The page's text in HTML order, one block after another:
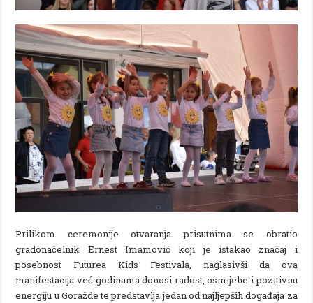
Prilikom ceremonije otvaranja prisutnima se obratio
gradonačelnik Ernest Imamović koji je istakao značaj i
posebnost Futurea Kids Festivala, naglasivši da ova
manifestacija već godinama donosi radost, osmijehe i pozitivnu
energiju u Goražde te predstavlja jedan od najljepših događaja za